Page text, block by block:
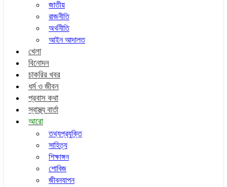
জাতীয়
রাজনীতি
অর্থনীতি
আইন আদালত
খেলা
বিনোদন
চাকরির খবর
ধর্ম ও জীবন
প্রবাস কথা
স্বাস্থ্য বার্তা
আরো
তথ্যপ্রযুক্তি
সাহিত্য
শিক্ষাঙ্গন
শোবিজ
জীবনযাপন